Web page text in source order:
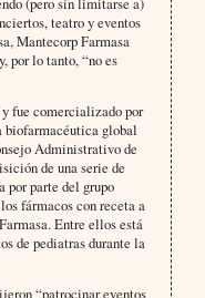
teatro y eventos
Mantecorp Farmasa
por lo tanto, “no es
fue comercializado por
biofarmacéutica global
Administrativo de
de una serie de
por parte del grupo
fármacos con receta a
Entre ellos está
de pediatras durante la
“patrocinar eventos